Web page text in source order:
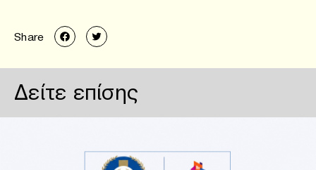
Share
Δείτε επίσης